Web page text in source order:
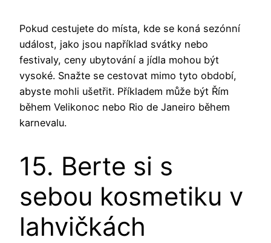
Pokud cestujete do místa, kde se koná sezónní
událost, jako jsou například svátky nebo
festivaly, ceny ubytování a jídla mohou být
vysoké. Snažte se cestovat mimo tyto období,
abyste mohli ušetřit. Příkladem může být Řím
během Velikonoc nebo Rio de Janeiro během
karnevalu.
15. Berte si s
sebou kosmetiku v
lahvičkách